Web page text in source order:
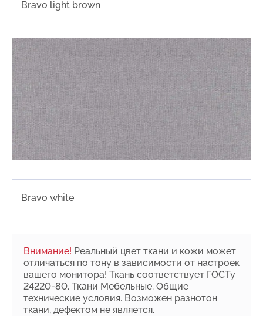
Bravo light brown
Bravo white
Внимание! Реальный цвет ткани и кожи может
отличаться по тону в зависимости от настроек
вашего монитора! Ткань соответствует ГОСТу
24220-80. Ткани Мебельные. Общие
технические условия. Возможен разнотон
ткани, дефектом не является.